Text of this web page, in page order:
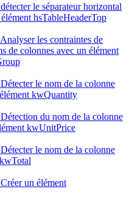
le séparateur horizontal
hsTableHeaderTop
les contraintes de
de colonnes avec un élément
le nom de la colonne
kwQuantity
du nom de la colonne
kwUnitPrice
le nom de la colonne
un élément